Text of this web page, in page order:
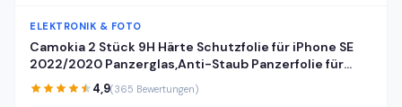
ELEKTRONIK & FOTO
Camokia 2 Stück 9H Härte Schutzfolie für iPhone SE
2022/2020 Panzerglas,Anti-Staub Panzerfolie für
iPhone SE 2022/2020 Schutzglas,HD Klar Volle
Abdeckung Displayschutz
4,9(365 Bewertungen)